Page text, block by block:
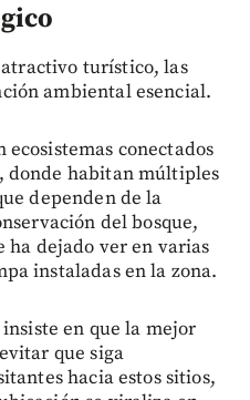
turístico, las
ambiental esencial.
ecosistemas conectados
donde habitan múltiples
dependen de la
del bosque,
ha dejado ver en varias
instaladas en la zona.
en que la mejor
que siga
hacia estos sitios,